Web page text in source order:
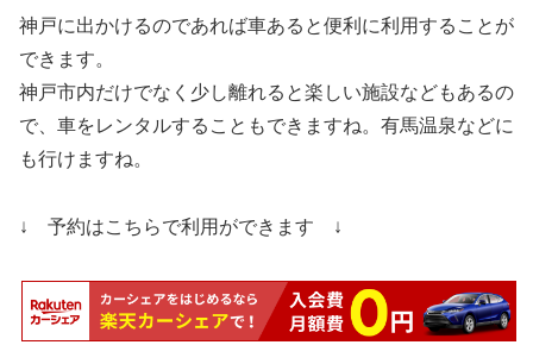
神戸に出かけるのであれば車あると便利に利用することが
できます。
神戸市内だけでなく少し離れると楽しい施設などもあるの
で、車をレンタルすることもできますね。有馬温泉などに
も行けますね。
↓ 予約はこちらで利用ができます ↓